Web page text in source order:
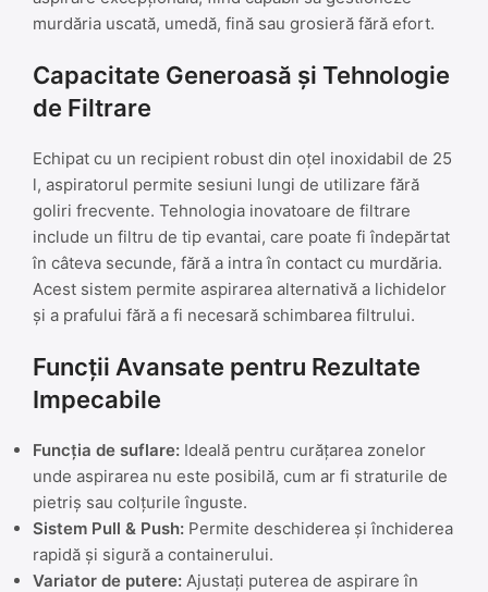
murdăria uscată, umedă, fină sau grosieră fără efort.
Capacitate Generoasă și Tehnologie
de Filtrare
Echipat cu un recipient robust din oțel inoxidabil de 25
l, aspiratorul permite sesiuni lungi de utilizare fără
goliri frecvente. Tehnologia inovatoare de filtrare
include un filtru de tip evantai, care poate fi îndepărtat
în câteva secunde, fără a intra în contact cu murdăria.
Acest sistem permite aspirarea alternativă a lichidelor
și a prafului fără a fi necesară schimbarea filtrului.
Funcții Avansate pentru Rezultate
Impecabile
Funcția de suflare: Ideală pentru curățarea zonelor
unde aspirarea nu este posibilă, cum ar fi straturile de
pietriș sau colțurile înguste.
Sistem Pull & Push: Permite deschiderea și închiderea
rapidă și sigură a containerului.
Variator de putere: Ajustați puterea de aspirare în